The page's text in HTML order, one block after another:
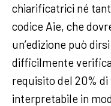
chiarificatrici né
codice Aie, che
un’edizione può
difficilmente
requisito del 20%
interpretabile in